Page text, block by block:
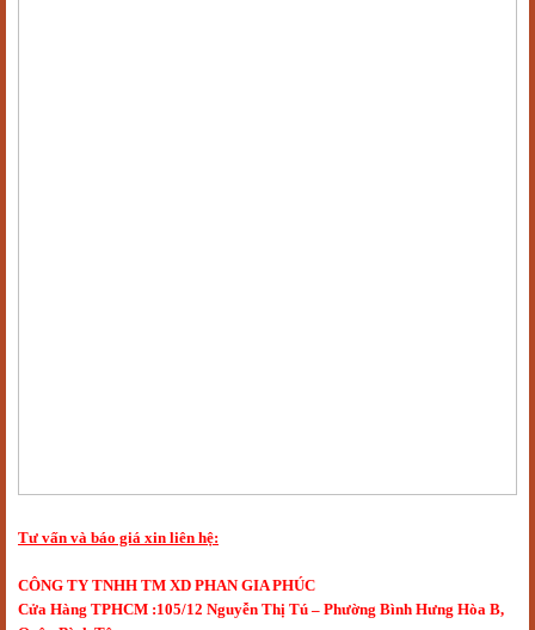
Tư vấn và báo giá xin liên hệ:
CÔNG TY TNHH TM XD PHAN GIA PHÚC
Cửa Hàng TPHCM :105/12 Nguyễn Thị Tú – Phường Bình Hưng Hòa B,